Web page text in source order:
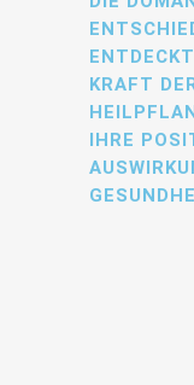
KRAFT
IHRE